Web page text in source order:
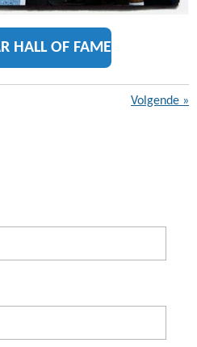
HALL OF FAME
Volgende »